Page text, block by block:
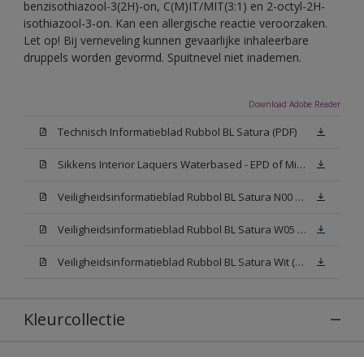
benzisothiazool-3(2H)-on, C(M)IT/MIT(3:1) en 2-octyl-2H-
isothiazool-3-on. Kan een allergische reactie veroorzaken.
Let op! Bij verneveling kunnen gevaarlijke inhaleerbare
druppels worden gevormd. Spuitnevel niet inademen.
Download Adobe Reader
Technisch Informatieblad Rubbol BL Satura (PDF)
Sikkens Interior Laquers Waterbased - EPD of Milieuproductverklaring
Veiligheidsinformatieblad Rubbol BL Satura N00 (MSDS)
Veiligheidsinformatieblad Rubbol BL Satura W05 (MSDS)
Veiligheidsinformatieblad Rubbol BL Satura Wit (MSDS)
Kleurcollectie